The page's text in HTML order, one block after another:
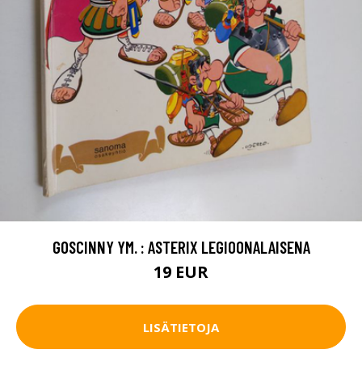
GOSCINNY YM. : ASTERIX LEGIOONALAISENA
19 EUR
LISÄTIETOJA